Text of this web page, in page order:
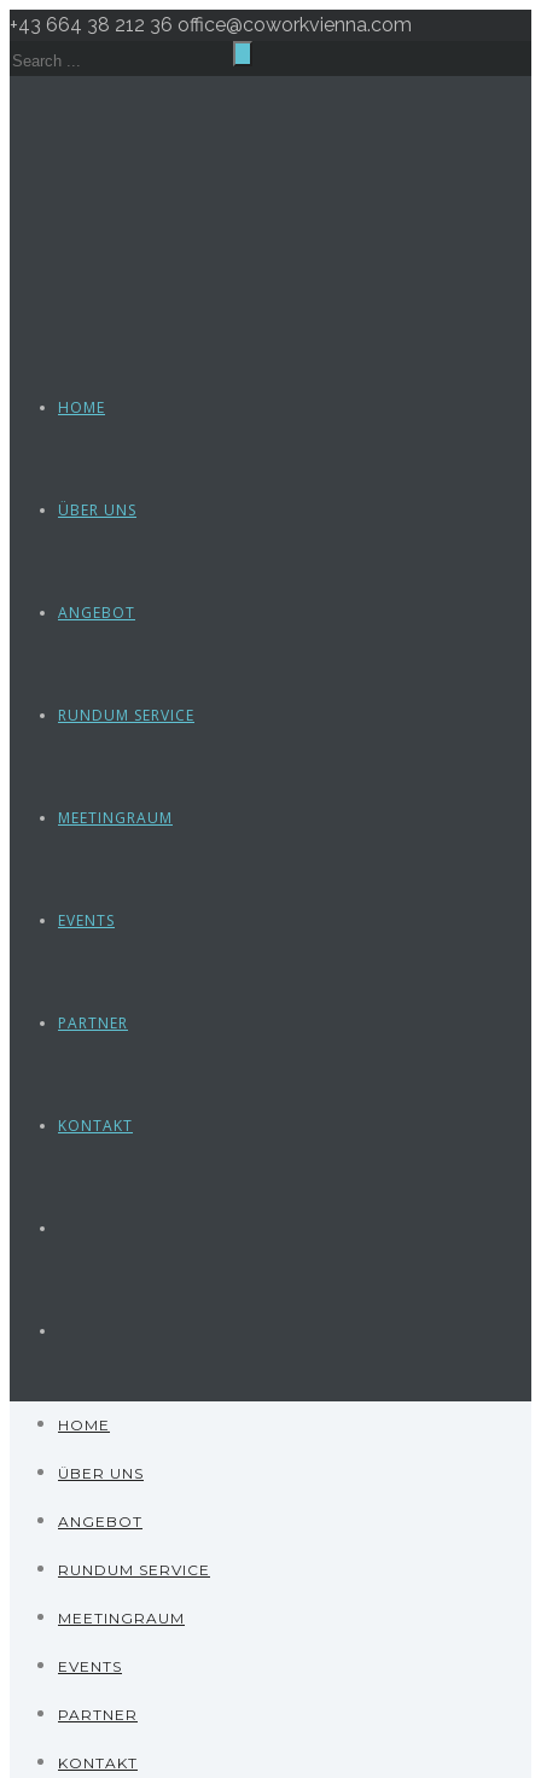
+43 664 38 212 36 office@coworkvienna.com
HOME
ÜBER UNS
ANGEBOT
RUNDUM SERVICE
MEETINGRAUM
EVENTS
PARTNER
KONTAKT
HOME
ÜBER UNS
ANGEBOT
RUNDUM SERVICE
MEETINGRAUM
EVENTS
PARTNER
KONTAKT